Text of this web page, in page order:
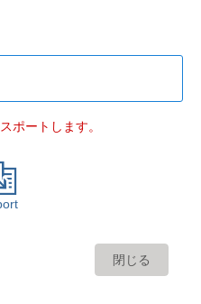
ポートします。